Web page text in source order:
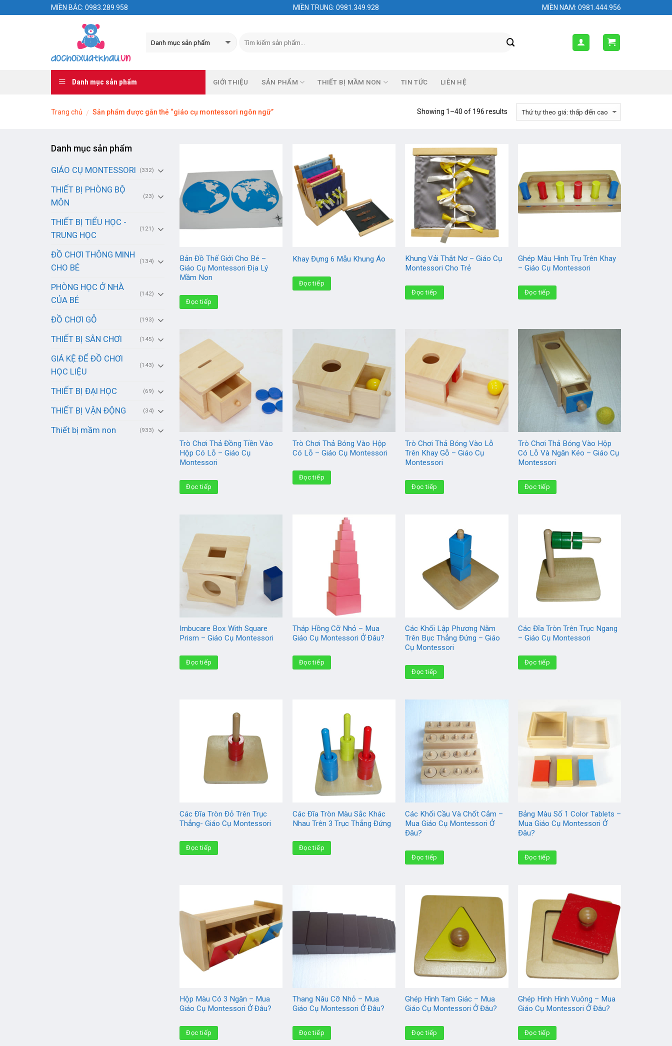
MIỀN BẮC: 0983.289.958 MIỀN TRUNG: 0981.349.928 MIỀN NAM: 0981.444.956
Danh mục sản phẩm GIỚI THIỆU SẢN PHẨM THIẾT BỊ MẦM NON TIN TỨC LIÊN HỆ
Trang chủ / Sản phẩm được gắn thẻ “giáo cụ montessori ngôn ngữ” Showing 1–40 of 196 results
Danh mục sản phẩm
GIÁO CỤ MONTESSORI (332)
THIẾT BỊ PHÒNG BỘ
MÔN
(23)
THIẾT BỊ TIỂU HỌC -
TRUNG HỌC
(121)
ĐỒ CHƠI THÔNG MINH
CHO BÉ
(134)
PHÒNG HỌC Ở NHÀ
CỦA BÉ
(142)
ĐỒ CHƠI GỖ (193)
THIẾT BỊ SÂN CHƠI (145)
GIÁ KỆ ĐỂ ĐỒ CHƠI
HỌC LIỆU
(143)
THIẾT BỊ ĐẠI HỌC (69)
THIẾT BỊ VẬN ĐỘNG (34)
Thiết bị mầm non (933)
Bản Đồ Thế Giới Cho Bé –
Giáo Cụ Montessori Địa Lý
Mầm Non
Đọc tiếp
Khay Đựng 6 Mẫu Khung Áo
Đọc tiếp
Khung Vải Thắt Nơ – Giáo Cụ
Montessori Cho Trẻ
Đọc tiếp
Ghép Màu Hình Trụ Trên Khay
– Giáo Cụ Montessori
Đọc tiếp
Trò Chơi Thả Đồng Tiền Vào
Hộp Có Lỗ – Giáo Cụ
Montessori
Đọc tiếp
Trò Chơi Thả Bóng Vào Hộp
Có Lỗ – Giáo Cụ Montessori
Đọc tiếp
Trò Chơi Thả Bóng Vào Lỗ
Trên Khay Gỗ – Giáo Cụ
Montessori
Đọc tiếp
Trò Chơi Thả Bóng Vào Hộp
Có Lỗ Và Ngăn Kéo – Giáo Cụ
Montessori
Đọc tiếp
Imbucare Box With Square
Prism – Giáo Cụ Montessori
Đọc tiếp
Tháp Hồng Cỡ Nhỏ – Mua
Giáo Cụ Montessori Ở Đâu?
Đọc tiếp
Các Khối Lập Phương Nằm
Trên Bục Thẳng Đứng – Giáo
Cụ Montessori
Đọc tiếp
Các Đĩa Tròn Trên Trục Ngang
– Giáo Cụ Montessori
Đọc tiếp
Các Đĩa Tròn Đỏ Trên Trục
Thẳng- Giáo Cụ Montessori
Đọc tiếp
Các Đĩa Tròn Màu Sắc Khác
Nhau Trên 3 Trục Thẳng Đứng
Đọc tiếp
Các Khối Cầu Và Chốt Cắm –
Mua Giáo Cụ Montessori Ở
Đâu?
Đọc tiếp
Bảng Màu Số 1 Color Tablets –
Mua Giáo Cụ Montessori Ở
Đâu?
Đọc tiếp
Hộp Màu Có 3 Ngăn – Mua
Giáo Cụ Montessori Ở Đâu?
Đọc tiếp
Thang Nâu Cỡ Nhỏ – Mua
Giáo Cụ Montessori Ở Đâu?
Đọc tiếp
Ghép Hình Tam Giác – Mua
Giáo Cụ Montessori Ở Đâu?
Đọc tiếp
Ghép Hình Hình Vuông – Mua
Giáo Cụ Montessori Ở Đâu?
Đọc tiếp